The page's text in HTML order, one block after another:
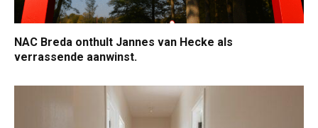
NAC Breda onthult Jannes van Hecke als
verrassende aanwinst.